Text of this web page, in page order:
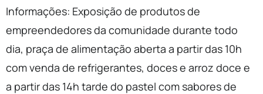
Informações: Exposição de produtos de
empreendedores da comunidade durante todo
dia, praça de alimentação aberta a partir das 10h
com venda de refrigerantes, doces e arroz doce e
a partir das 14h tarde do pastel com sabores de